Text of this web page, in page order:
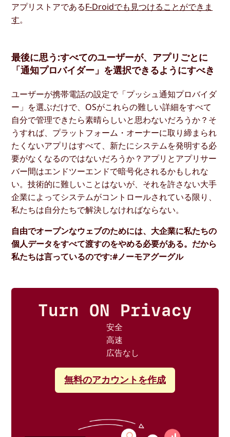
アプリストアであるF-Droidでも見つけることができま
す。
最後に思う:すべてのユーザーが、アプリごとに
「通知プロバイダー」を選択できるようにすべき
ユーザーが携帯電話の設定で「プッシュ通知プロバイダ
ー」を選ぶだけで、OSがこれらの難しい詳細をすべて
自分で管理できたら素晴らしいと思わないだろうか？そ
うすれば、プラットフォーム・オーナーに取り締まられ
たくないアプリはすべて、新たにシステムを発明する必
要がなくなるのではないだろうか？アプリとアプリサー
バー間はエンドツーエンドで暗号化されるかもしれな
い。技術的に難しいことはないが、それを許さない大手
企業によってシステムがコントロールされている限り、
私たちは自分たちで解決しなければならない。
自由でオープンなウェブのためには、大企業に私たちの
個人データをすべて渡すのをやめる必要がある。だから
私たちは言っているのです:#ノーモアグーグル
Turn ON Privacy
安全
高速
広告なし
無料のアカウントを作成